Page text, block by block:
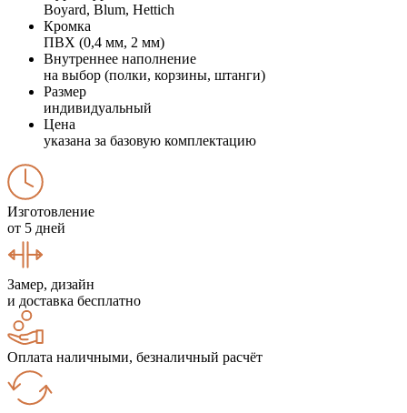
Boyard, Blum, Hettich
Кромка
ПВХ (0,4 мм, 2 мм)
Внутреннее наполнение
на выбор (полки, корзины, штанги)
Размер
индивидуальный
Цена
указана за базовую комплектацию
Изготовление
от 5 дней
Замер, дизайн
и доставка бесплатно
Оплата наличными, безналичный расчёт